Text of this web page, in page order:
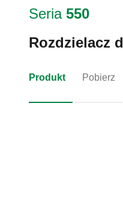
Seria 550
Rozdzielacz
Produkt Pobierz